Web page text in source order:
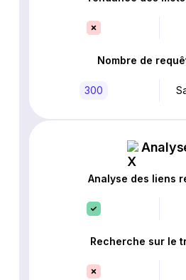
Nombre de
300
Analyse des liens
Recherche sur le